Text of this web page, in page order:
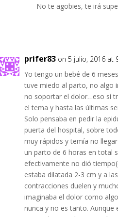
No te agobies, te irá
prifer83 on 5 julio, 2016 at
Yo tengo un bebé de 6
tuve miedo al parto, no algo
no soportar el dolor…eso sí
el tema y hasta las últimas
Solo pensaba en pedir la
puerta del hospital, sobre
muy rápidos y temía no
un parto de 6 horas en total
efectivamente no dió
estaba dilatada 2-3 cm y a
contracciones duelen y
imaginaba el dolor como
nunca y no es tanto. Aunque